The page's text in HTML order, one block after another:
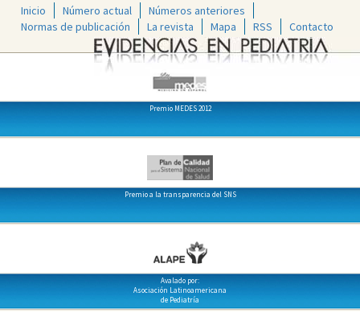
Inicio Número actual
Números anteriores
Normas de publicación
La revista Mapa RSS Contacto
Premio MEDES 2012
Premio a la transparencia del SNS
Avalado por:
Asociación Latinoamericana
de Pediatría